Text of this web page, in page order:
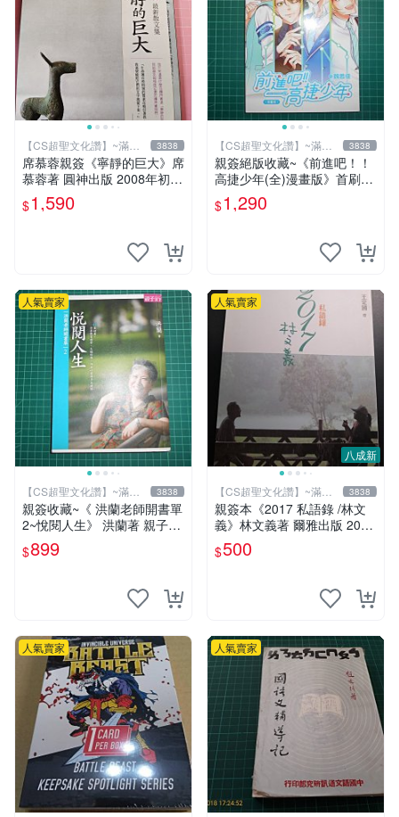
【CS超聖文化讚】~滿千
元送運
3838
席慕蓉親簽《寧靜的巨大》席
慕蓉著 圓神出版 2008年初版
【CS超聖文化讚】
$1,590
【CS超聖文化讚】~滿千
元送運
3838
親簽絕版收藏~《前進吧！！
高捷少年(全)漫畫版》首刷限
贈送「全員集合」畫報卡*1張
PET卡*1張.魏思佳(Sika)
$1,290
人氣賣家
【CS超聖文化讚】~滿千
元送運
3838
親簽收藏~《 洪蘭老師開書單
2~悅閱人生》 洪蘭著 親子天
下 【CS超聖文化2讚】
$899
八成新
人氣賣家
【CS超聖文化讚】~滿千
元送運
3838
親簽本《2017 私語錄 /林文
義》林文義著 爾雅出版 2018
年初版【CS超聖文化讚】
$500
人氣賣家 人氣賣家